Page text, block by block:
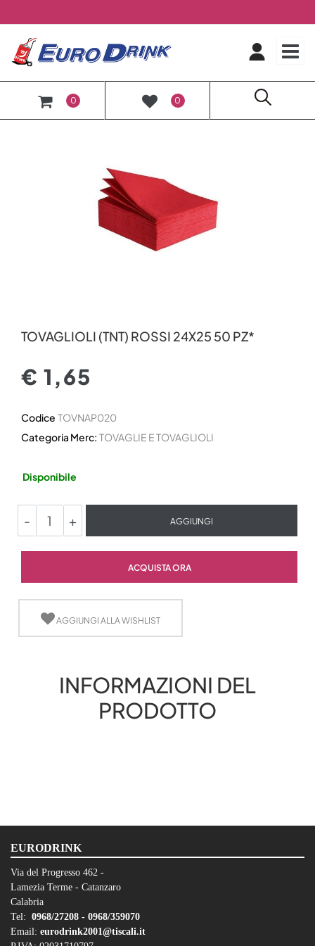
0 0
TOVAGLIOLI (TNT) ROSSI 24X25 50 PZ*
€ 1,65
Codice TOVNAP020
Categoria Merc: TOVAGLIE E TOVAGLIOLI
Disponibile
AGGIUNGI
ACQUISTA ORA
AGGIUNGI ALLA WISHLIST
INFORMAZIONI DEL
PRODOTTO
EURODRINK
Via del Progresso 462 -
Lamezia Terme - Catanzaro
Calabria
Tel: 0968/27208 - 0968/359070
Email: eurodrink2001@tiscali.it